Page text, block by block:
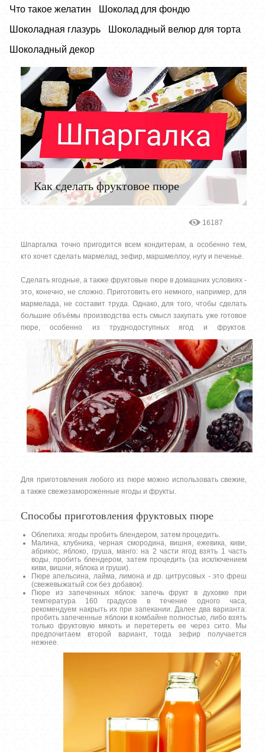
Что такое желатин
Шоколад для фондю
Шоколадная глазурь
Шоколадный велюр для торта
Шоколадный декор
Как сделать фруктовое пюре
16187
Шпаргалка точно пригодится всем кондитерам, а особенно тем,
кто хочет сделать мармелад, зефир, маршмеллоу, нугу и печенье.
Сделать ягодные, а также фруктовые пюре в домашних условиях -
это, конечно, не сложно. Приготовить его немного, например, для
мармелада, не составит труда. Однако, для того, чтобы сделать
большие объёмы производства есть смысл закупать уже готовое
пюре, особенно из труднодоступных ягод и фруктов.
Для приготовления любого из пюре можно использовать свежие,
а также свежезамороженные ягоды и фрукты.
Способы приготовления фруктовых пюре
Облепиха: ягоды пробить блендером, затем процедить.
Малина, клубника, черная смородина, вишня, ежевика, киви,
абрикос, яблоко, груша, манго: на 2 части ягод взять 1 часть
воды, пробить блендером, затем процедить (за исключением
киви, вишни, яблока и груши).
Пюре апельсина, лайма, лимона и др. цитрусовых - это фреш
(свежевыжатый сок без добавок).
Пюре из запеченных яблок: запечь фрукт в духовке при
температура 160 градусов в течение одного часа,
рекомендуем накрыть их при запекании. Далее два варианта:
пробить запеченные яблоки в комбайне полностью, либо взять
только фруктовую мякоть и перетереть ее через сито. Мы
предпочитаем второй вариант, тогда зефир получается
нежнее.